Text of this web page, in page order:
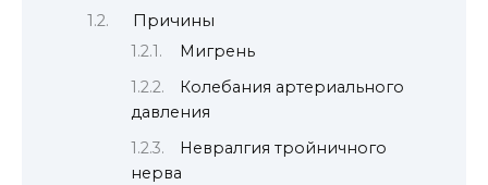
Причины
Мигрень
Колебания артериального
давления
Невралгия тройничного
нерва